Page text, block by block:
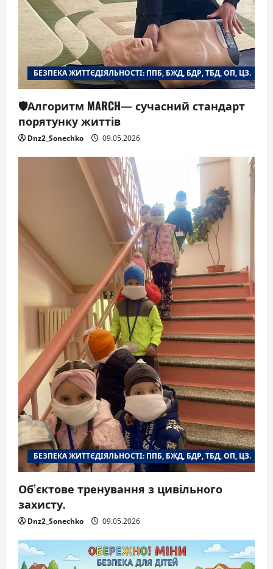
БЕЗПЕКА ЖИТТЄДІЯЛЬНОСТІ: ППБ, БЖД, БДР, ТБД, ОП, ЦЗ.
🛡️Алгоритм MARCH— сучасний стандарт
порятунку життів
Dnz2_Sonechko 09.05.2026
БЕЗПЕКА ЖИТТЄДІЯЛЬНОСТІ: ППБ, БЖД, БДР, ТБД, ОП, ЦЗ.
Об’єктове тренування з цивільного
захисту.
Dnz2_Sonechko 09.05.2026